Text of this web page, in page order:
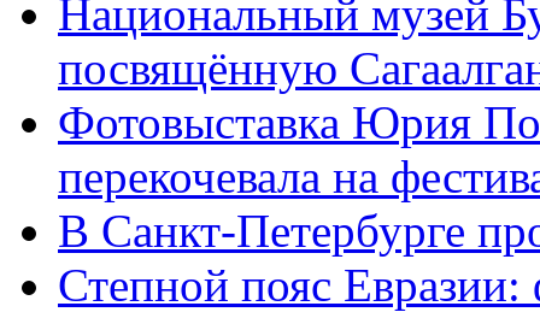
Национальный музей
посвящённую
Фотовыставка Юрия
перекочевала на
В Санкт-Петербурге
Степной пояс